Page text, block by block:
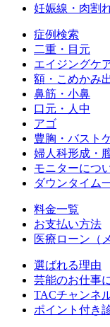
妊娠線・肉割
症例検索
二重・目元
エイジングケ
額・こめかみ
鼻筋・小鼻
口元・人中
アゴ
豊胸・バスト
婦人科形成・
モニターにつ
ダウンタイム
料金一覧
お支払い方法
医療ローン（
選ばれる理由
芸能のお仕事
TACチャンネ
ポイント付き